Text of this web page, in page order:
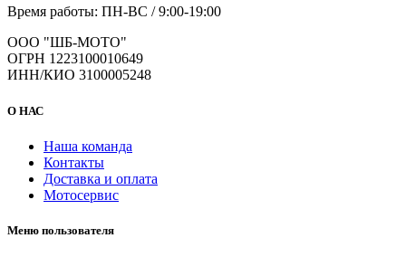
Время работы: ПН-ВС / 9:00-19:00
ООО "ШБ-МОТО"
ОГРН 1223100010649
ИНН/КИО 3100005248
О НАС
Наша команда
Контакты
Доставка и оплата
Мотосервис
Меню пользователя